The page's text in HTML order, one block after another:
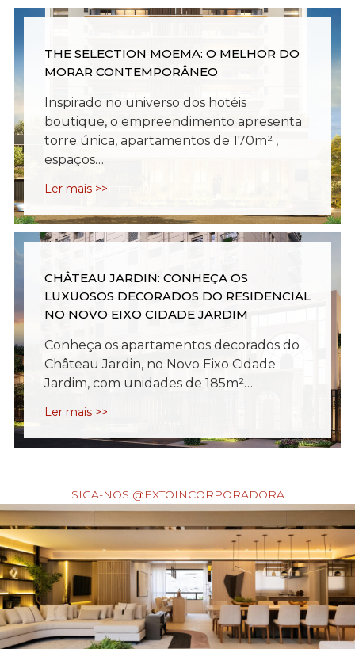
THE SELECTION MOEMA: O MELHOR DO
MORAR CONTEMPORÂNEO
Inspirado no universo dos hotéis
boutique, o empreendimento apresenta
torre única, apartamentos de 170m² ,
espaços…
Ler mais >>
CHÂTEAU JARDIN: CONHEÇA OS
LUXUOSOS DECORADOS DO RESIDENCIAL
NO NOVO EIXO CIDADE JARDIM
Conheça os apartamentos decorados do
Château Jardin, no Novo Eixo Cidade
Jardim, com unidades de 185m²…
Ler mais >>
SIGA-NOS @EXTOINCORPORADORA